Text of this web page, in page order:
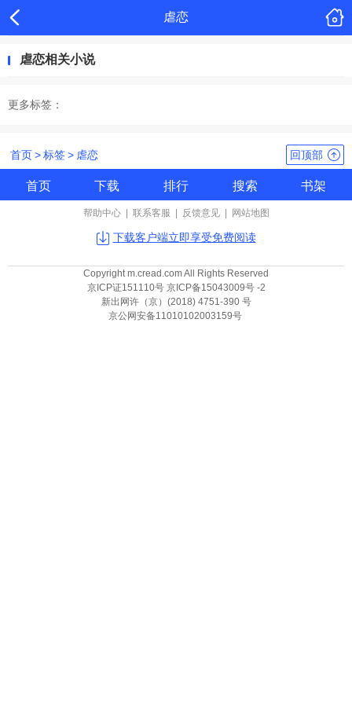
虐恋
虐恋相关小说
更多标签：
首页>标签> 虐恋 回顶部
首页 下载 排行 搜索 书架
帮助中心 联系客服 反馈意见 网站地图
下载客户端立即享受免费阅读
Copyright m.cread.com All Rights Reserved
京ICP证151110号 京ICP备15043009号 -2
新出网许（京）(2018) 4751-390 号
京公网安备11010102003159号